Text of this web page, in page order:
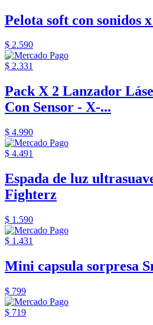
Pelota soft con sonidos
$ 2.590
$ 2.331
Pack X 2 Lanzador
Con Sensor - X-...
$ 4.990
$ 4.491
Espada de luz
Fighterz
$ 1.590
$ 1.431
Mini capsula sorpresa
$ 799
$ 719